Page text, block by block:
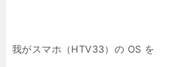
我がスマホ（HTV33）の OS を